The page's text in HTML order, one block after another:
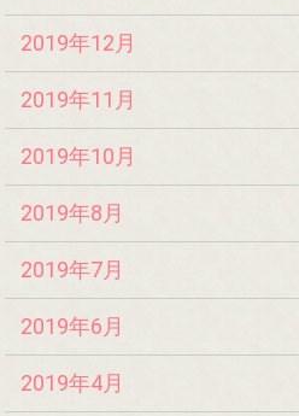
2019年12月
2019年11月
2019年10月
2019年8月
2019年7月
2019年6月
2019年4月